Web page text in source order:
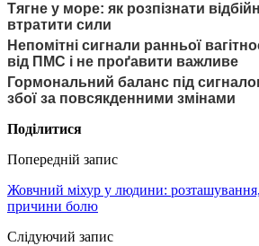
Тягне у море: як розпізнати
втратити сили
Непомітні сигнали ранньої
від ПМС і не проґавити важливе
Гормональний баланс під
збої за повсякденними змінами
Поділитися
Попередній запис
Жовчний міхур у людини: розташування,
причини болю
Слідуючий запис